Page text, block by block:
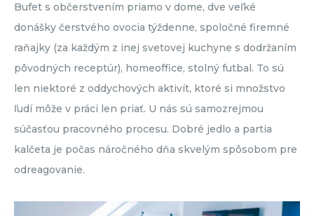
Bufet s občerstvením priamo v dome, dve veľké
donášky čerstvého ovocia týždenne, spoločné firemné
raňajky (za každým z inej svetovej kuchyne s dodržaním
pôvodných receptúr), homeoffice, stolný futbal. To sú
len niektoré z oddychových aktivít, ktoré si množstvo
ľudí môže v práci len priať. U nás sú samozrejmou
súčasťou pracovného procesu. Dobré jedlo a partia
kalčeta je počas náročného dňa skvelým spôsobom pre
odreagovanie.